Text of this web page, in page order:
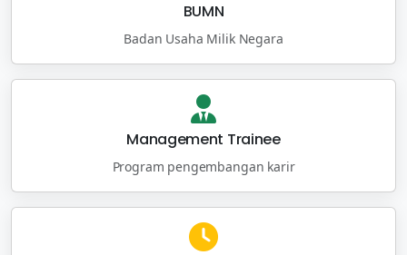
BUMN
Badan Usaha Milik Negara
Management Trainee
Program pengembangan karir